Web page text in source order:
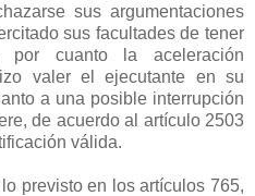
sus argumentaciones
sus facultades de tener
por cuanto la aceleración
valer el ejecutante en su
a una posible interrupción
de acuerdo al artículo 2503
válida.
previsto en los artículos 765,